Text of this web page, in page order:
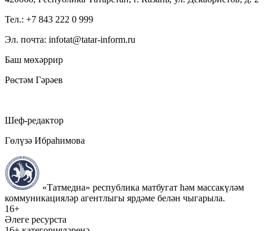
Тел.: +7 843 222 0 999
Эл. почта: infotat@tatar-inform.ru
Баш мөхәррир
Рөстәм Гәрәев
Шеф-редактор
Гөлүзә Ибраһимова
«Татмедиа» республика матбугат һәм массакүләм
коммуникацияләр агентлыгы ярдәме белән чыгарыла.
16+
Әлеге ресурста